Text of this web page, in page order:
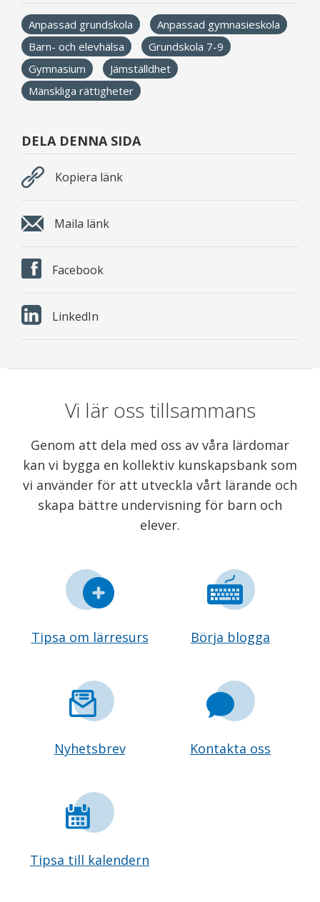
Anpassad grundskola
Anpassad gymnasieskola
Barn- och elevhälsa
Grundskola 7-9
Gymnasium
Jämställdhet
Mänskliga rättigheter
DELA DENNA SIDA
Kopiera länk
Maila länk
Facebook
LinkedIn
Vi lär oss tillsammans
Genom att dela med oss av våra lärdomar
kan vi bygga en kollektiv kunskapsbank som
vi använder för att utveckla vårt lärande och
skapa bättre undervisning för barn och
elever.
Tipsa om lärresurs Börja blogga
Nyhetsbrev Kontakta oss
Tipsa till kalendern